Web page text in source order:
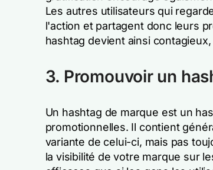
Les autres utilisateurs qui
l'action et partagent donc leurs
hashtag devient ainsi
3. Promouvoir un
Un hashtag de marque est un
promotionnelles. Il contient
variante de celui-ci, mais pas
la visibilité de votre marque sur